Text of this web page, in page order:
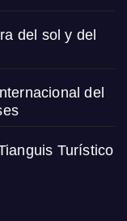
del sol y del
del
Turístico